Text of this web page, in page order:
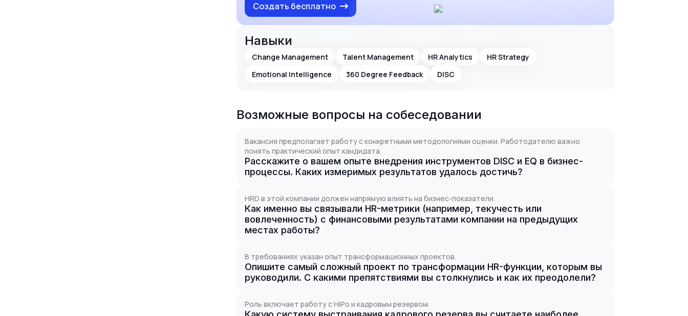
Создать бесплатно
Навыки
Change Management Talent Management HR Analytics
HR Strategy
Emotional Intelligence
360 Degree Feedback DISC
Возможные вопросы на собеседовании
Вакансия предполагает работу с конкретными методологиями оценки. Работодателю важно
понять практический опыт кандидата.
Расскажите о вашем опыте внедрения инструментов DISC и EQ в бизнес-
процессы. Каких измеримых результатов удалось достичь?
HRD в этой компании должен напрямую влиять на бизнес-показатели.
Как именно вы связывали HR-метрики (например, текучесть или
вовлеченность) с финансовыми результатами компании на предыдущих
местах работы?
В требованиях указан опыт трансформационных проектов.
Опишите самый сложный проект по трансформации HR-функции, которым вы
руководили. С какими препятствиями вы столкнулись и как их преодолели?
Роль включает работу с HiPo и кадровым резервом.